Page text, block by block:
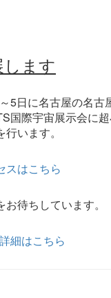
ます
5日に名古屋の名古
国際宇宙展示会に
います。
スはこちら
待ちしています。
細はこちら